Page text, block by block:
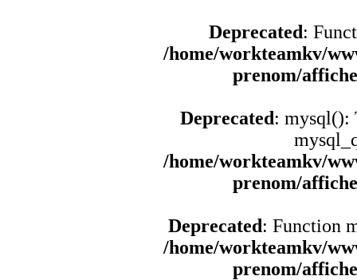
Deprecated:
/home/workteamkv/
prenom/
Deprecated: mysql():
/home/workteamkv/
prenom/
Deprecated: Function
/home/workteamkv/
prenom/